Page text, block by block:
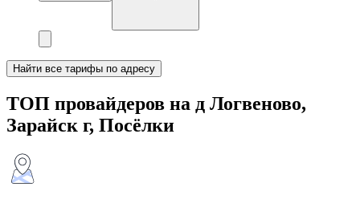
Найти все тарифы по адресу
ТОП провайдеров на д Логвеново,
Зарайск г, Посёлки